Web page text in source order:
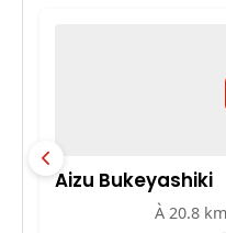
Aizu Bukeyashiki
À 20.8